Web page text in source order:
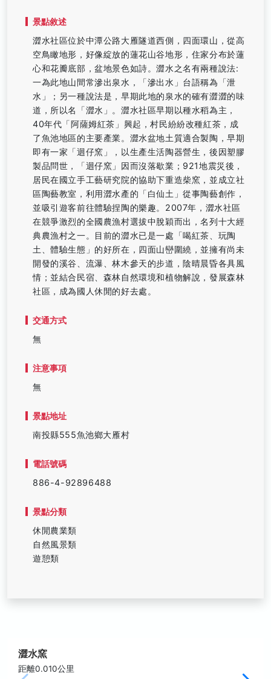
景點敘述
澀水社區位於中潭公路大雁隧道西側，四面環山，從高
空鳥瞰地形，好像綻放的蓮花山谷地形，住家分布於蓮
心和花瓣底部，盆地景色如詩。澀水之名有兩種說法:
一為此地山間常滲出泉水，「滲出水」台語稱為「泄
水」；另一種說法是，早期此地的泉水的確有澀澀的味
道，所以名「澀水」。澀水社區早期以種水稻為主，
40年代「阿薩姆紅茶」興起，村民紛紛改種紅茶，成
了魚池地區的主要產業。澀水盆地土質適合製陶，早期
即有一家「迴仔窯」，以生產生活陶器營生，後因塑膠
製品問世，「迴仔窯」因而沒落歇業；921地震災後，
居民在國立手工藝研究院的協助下重造柴窯，並成立社
區陶藝教室，利用澀水產的「白仙土」從事陶藝創作，
並吸引遊客前往體驗捏陶的樂趣。2007年，澀水社區
在競爭激烈的全國農漁村選拔中脫穎而出，名列十大經
典農漁村之一。目前的澀水已是一處「喝紅茶、玩陶
土、體驗生態」的好所在，四面山巒圍繞，並擁有尚未
開發的溪谷、流瀑、林木參天的步道，陰晴晨昏各具風
情；並結合民宿、森林自然環境和植物解說，發展森林
社區，成為國人休閒的好去處。
交通方式
無
注意事項
無
景點地址
南投縣555魚池鄉大雁村
電話號碼
886-4-92896488
景點分類
休閒農業類
自然風景類
遊憩類
澀水窯
距離0.010公里